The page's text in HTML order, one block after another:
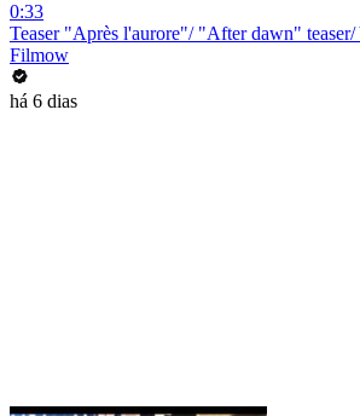
0:33
Teaser "Après l'aurore"/ "After dawn"
Filmow
há 6 dias